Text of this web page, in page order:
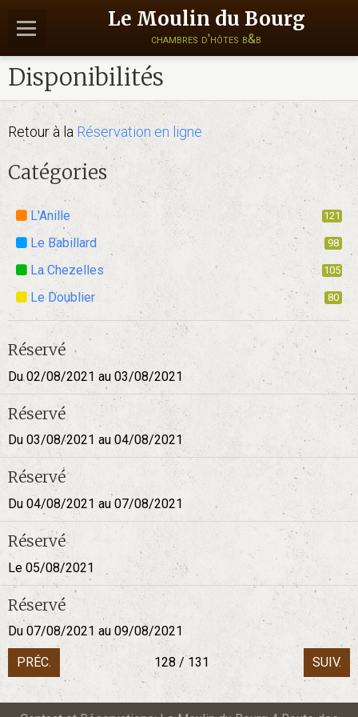
Le Moulin du Bourg
chambres d'hôtes b&b
Disponibilités
Retour à la Réservation en ligne
Catégories
L'Anille 121
Le Babillard 98
La Chezelles 105
Le Doublier 80
Réservé
Du 02/08/2021 au 03/08/2021
Réservé
Du 03/08/2021 au 04/08/2021
Réservé
Du 04/08/2021 au 07/08/2021
Réservé
Le 05/08/2021
Réservé
Du 07/08/2021 au 09/08/2021
PRÉC. 128 / 131 SUIV.